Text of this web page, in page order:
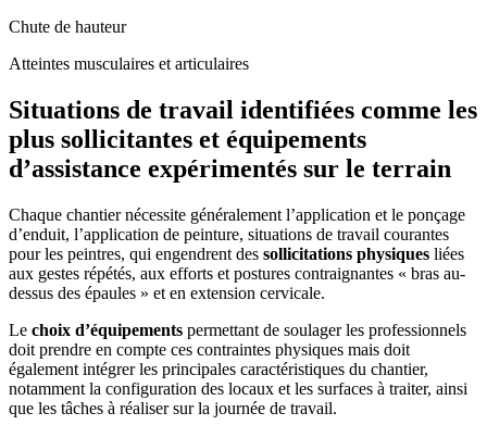
Chute de hauteur
Atteintes musculaires et articulaires
Situations de travail identifiées comme les
plus sollicitantes et équipements
d’assistance expérimentés sur le terrain
Chaque chantier nécessite généralement l’application et le ponçage
d’enduit, l’application de peinture, situations de travail courantes
pour les peintres, qui engendrent des sollicitations physiques liées
aux gestes répétés, aux efforts et postures contraignantes « bras au-
dessus des épaules » et en extension cervicale.
Le choix d’équipements permettant de soulager les professionnels
doit prendre en compte ces contraintes physiques mais doit
également intégrer les principales caractéristiques du chantier,
notamment la configuration des locaux et les surfaces à traiter, ainsi
que les tâches à réaliser sur la journée de travail.